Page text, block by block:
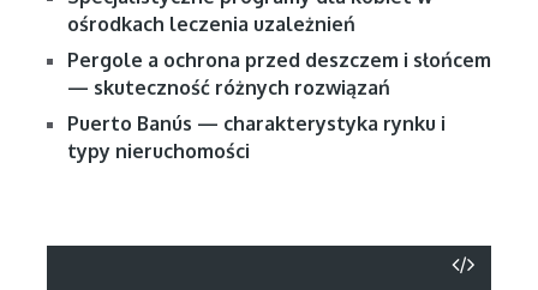
ośrodkach leczenia uzależnień
Pergole a ochrona przed deszczem i słońcem
— skuteczność różnych rozwiązań
Puerto Banús — charakterystyka rynku i
typy nieruchomości